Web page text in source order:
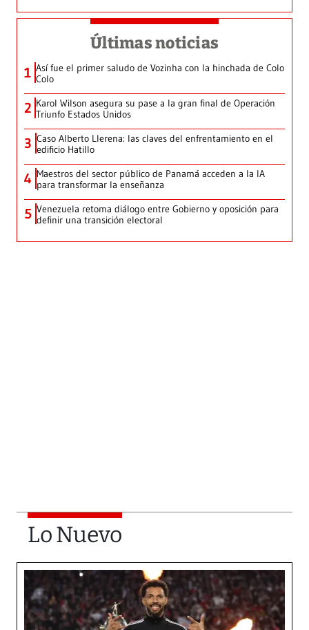
Últimas noticias
1 Así fue el primer saludo de Vozinha con la hinchada de Colo
Colo
2 Karol Wilson asegura su pase a la gran final de Operación
Triunfo Estados Unidos
3 Caso Alberto Llerena: las claves del enfrentamiento en el
edificio Hatillo
4 Maestros del sector público de Panamá acceden a la IA
para transformar la enseñanza
5 Venezuela retoma diálogo entre Gobierno y oposición para
definir una transición electoral
Lo Nuevo